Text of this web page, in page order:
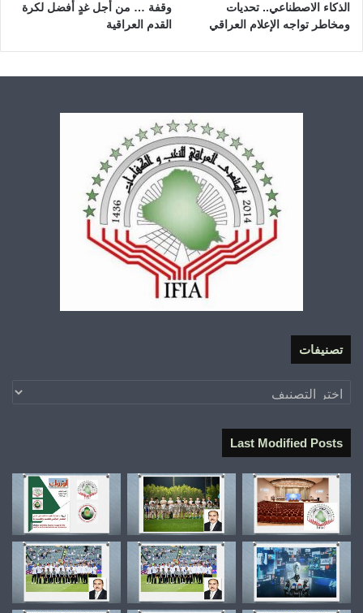
الذكاء الاصطناعي.. تحديات
ومخاطر تواجه الإعلام العراقي
وقفة … من أجل غدٍ أفضل لكرة
القدم العراقية
تصنيفات
تصنيفات
Last Modified Posts